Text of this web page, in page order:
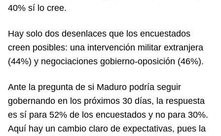
40% sí lo cree.
Hay solo dos desenlaces que los encuestados
creen posibles: una intervención militar extranjera
(44%) y negociaciones gobierno-oposición (46%).
Ante la pregunta de si Maduro podría seguir
gobernando en los próximos 30 días, la respuesta
es sí para 52% de los encuestados y no para 30%.
Aquí hay un cambio claro de expectativas, pues la